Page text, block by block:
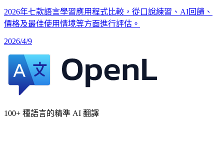
2026年七款語言學習應用程式比較，從口說練習、AI回饋、
價格及最佳使用情境等方面進行評估。
2026/4/9
100+ 種語言的精準 AI 翻譯